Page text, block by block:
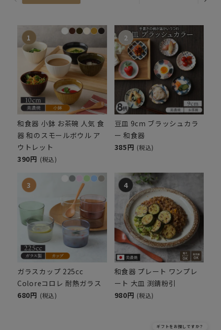
和食器 小鉢 お茶碗 人気 食
器 和のスモールボウル ア
ウトレット
390円 (税込)
豆皿 9cm ブラッシュカラ
ー 和食器
385円 (税込)
ガラスカップ 225cc
Coloreコロレ 耐熱ガラス
680円 (税込)
和食器 プレート ワンプレ
ート 大皿 渕錆粉引
980円 (税込)
ギフトをお探しですか？